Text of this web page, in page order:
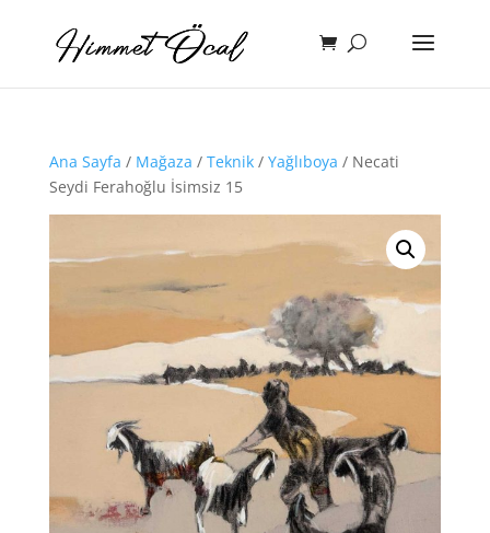
Ana Sayfa / Mağaza / Teknik/ Yağlıboya / Necati
Seydi Ferahoğlu İsimsiz 15